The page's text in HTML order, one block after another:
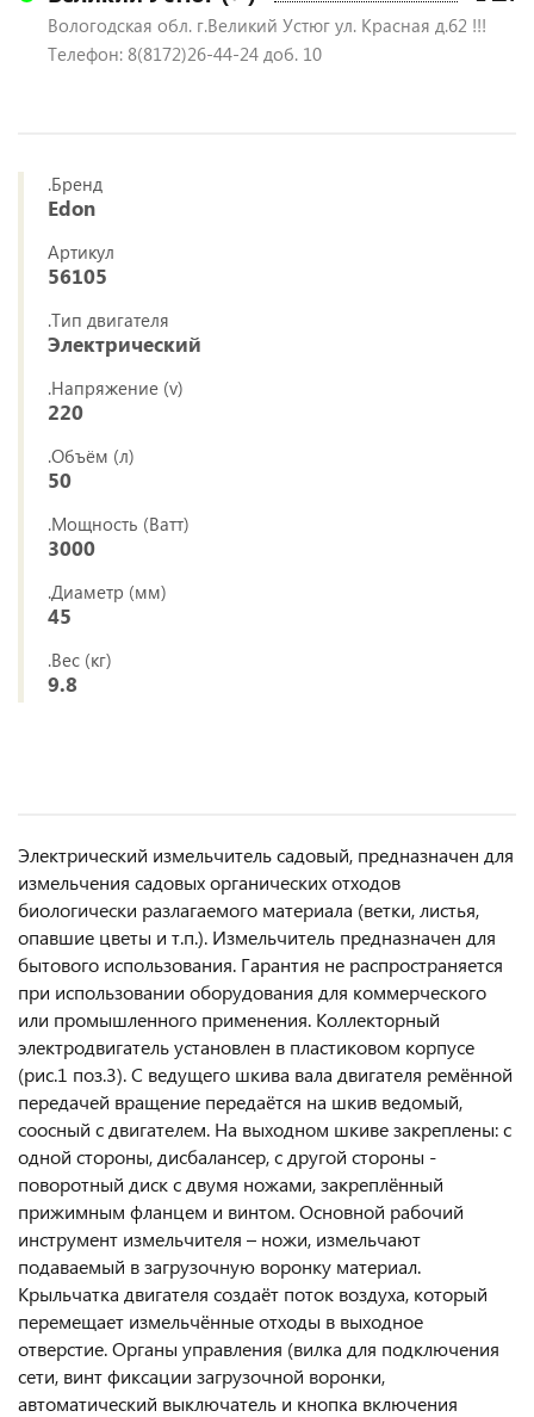
Вологодская обл. г.Великий Устюг ул. Красная д.62 !!!
Телефон: 8(8172)26-44-24 доб. 10
.Бренд
Edon
Артикул
56105
.Тип двигателя
Электрический
.Напряжение (v)
220
.Объём (л)
50
.Мощность (Ватт)
3000
.Диаметр (мм)
45
.Вес (кг)
9.8
Электрический измельчитель садовый, предназначен для
измельчения садовых органических отходов
биологически разлагаемого материала (ветки, листья,
опавшие цветы и т.п.). Измельчитель предназначен для
бытового использования. Гарантия не распространяется
при использовании оборудования для коммерческого
или промышленного применения. Коллекторный
электродвигатель установлен в пластиковом корпусе
(рис.1 поз.3). С ведущего шкива вала двигателя ремённой
передачей вращение передаётся на шкив ведомый,
соосный с двигателем. На выходном шкиве закреплены: с
одной стороны, дисбалансер, с другой стороны -
поворотный диск с двумя ножами, закреплённый
прижимным фланцем и винтом. Основной рабочий
инструмент измельчителя – ножи, измельчают
подаваемый в загрузочную воронку материал.
Крыльчатка двигателя создаёт поток воздуха, который
перемещает измельчённые отходы в выходное
отверстие. Органы управления (вилка для подключения
сети, винт фиксации загрузочной воронки,
автоматический выключатель и кнопка включения